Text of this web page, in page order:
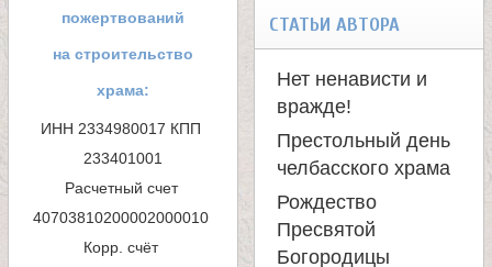
пожертвований
на строительство
храма:
ИНН 2334980017 КПП
233401001
Расчетный счет
40703810200002000010
Корр. счёт
р
м
а
п
о
и
СТАТЬИ АВТОРА
Нет ненависти и
вражде!
Престольный день
челбасского храма
Рождество
Пресвятой
Богородицы